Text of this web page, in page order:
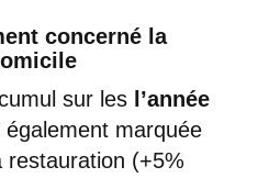
concerné la
sur les l’année
également marquée
restauration (+5%